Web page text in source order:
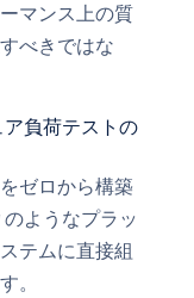
マンス上の質
べきではな
負荷テストの
ゼロから構築
ようなプラッ
テムに直接組
。